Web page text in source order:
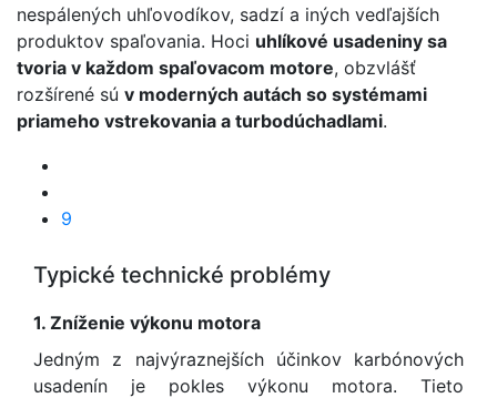
nespálených uhľovodíkov, sadzí a iných vedľajších
produktov spaľovania. Hoci uhlíkové usadeniny sa
tvoria v každom spaľovacom motore, obzvlášť
rozšírené sú v moderných autách so systémami
priameho vstrekovania a turbodúchadlami.
9
Typické technické problémy
1. Zníženie výkonu motora
Jedným z najvýraznejších účinkov karbónových
usadenín je pokles výkonu motora. Tieto